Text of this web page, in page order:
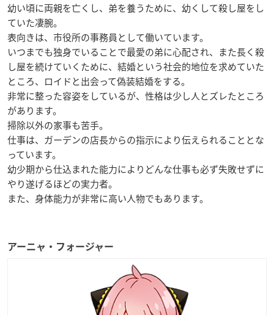
幼い頃に両親を亡くし、弟を養うために、幼くして殺し屋をし
ていた凄腕。
表向きは、市役所の事務員として働いています。
いつまでも独身でいることで最愛の弟に心配され、また長く殺
し屋を続けていくために、結婚という社会的地位を求めていた
ところ、ロイドと出会って偽装結婚をする。
非常に整った容姿をしているが、性格は少し人とズレたところ
があります。
掃除以外の家事も苦手。
仕事は、ガーデンの店長からの指示により伝えられることとな
っています。
幼少期から仕込まれた能力によりどんな仕事も必ず失敗せずに
やり遂げるほどの実力者。
また、身体能力が非常に高い人物でもあります。
アーニャ・フォージャー